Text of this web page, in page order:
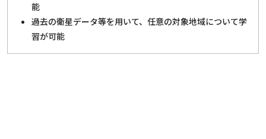
能
過去の衛星データ等を用いて、任意の対象地域について学
習が可能